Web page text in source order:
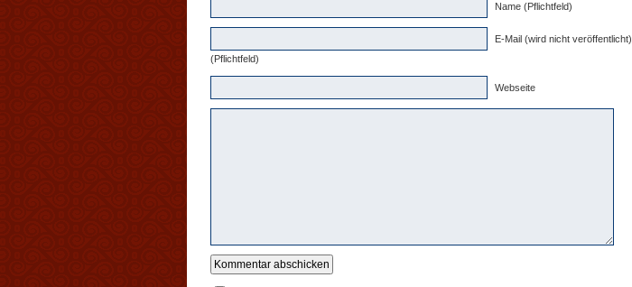
Name (Pflichtfeld)
E-Mail (wird nicht veröffentlicht)
(Pflichtfeld)
Webseite